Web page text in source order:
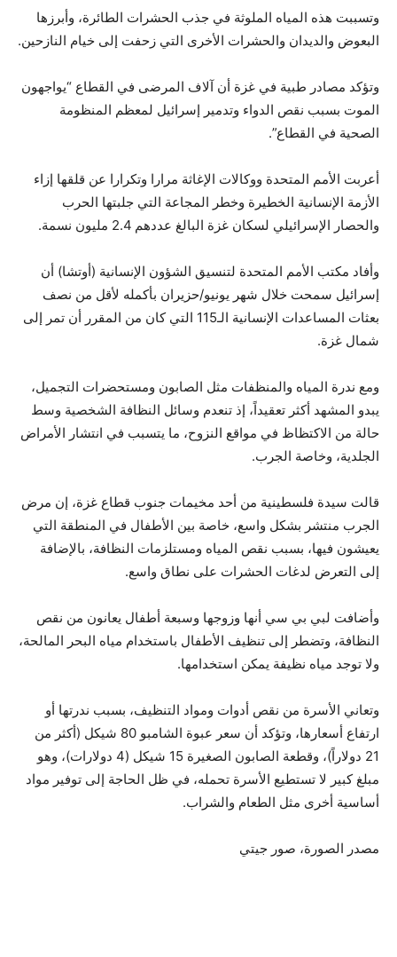
وتسببت هذه المياه الملوثة في جذب الحشرات الطائرة، وأبرزها
البعوض والديدان والحشرات الأخرى التي زحفت إلى خيام النازحين.
وتؤكد مصادر طبية في غزة أن آلاف المرضى في القطاع “يواجهون
الموت بسبب نقص الدواء وتدمير إسرائيل لمعظم المنظومة
الصحية في القطاع”.
أعربت الأمم المتحدة ووكالات الإغاثة مرارا وتكرارا عن قلقها إزاء
الأزمة الإنسانية الخطيرة وخطر المجاعة التي جلبتها الحرب
والحصار الإسرائيلي لسكان غزة البالغ عددهم 2.4 مليون نسمة.
وأفاد مكتب الأمم المتحدة لتنسيق الشؤون الإنسانية (أوتشا) أن
إسرائيل سمحت خلال شهر يونيو/حزيران بأكمله لأقل من نصف
بعثات المساعدات الإنسانية الـ115 التي كان من المقرر أن تمر إلى
شمال غزة.
ومع ندرة المياه والمنظفات مثل الصابون ومستحضرات التجميل،
يبدو المشهد أكثر تعقيداً، إذ تنعدم وسائل النظافة الشخصية وسط
حالة من الاكتظاظ في مواقع النزوح، ما يتسبب في انتشار الأمراض
الجلدية، وخاصة الجرب.
قالت سيدة فلسطينية من أحد مخيمات جنوب قطاع غزة، إن مرض
الجرب منتشر بشكل واسع، خاصة بين الأطفال في المنطقة التي
يعيشون فيها، بسبب نقص المياه ومستلزمات النظافة، بالإضافة
إلى التعرض لدغات الحشرات على نطاق واسع.
وأضافت لبي بي سي أنها وزوجها وسبعة أطفال يعانون من نقص
النظافة، وتضطر إلى تنظيف الأطفال باستخدام مياه البحر المالحة،
ولا توجد مياه نظيفة يمكن استخدامها.
وتعاني الأسرة من نقص أدوات ومواد التنظيف، بسبب ندرتها أو
ارتفاع أسعارها، وتؤكد أن سعر عبوة الشامبو 80 شيكل (أكثر من
21 دولاراً)، وقطعة الصابون الصغيرة 15 شيكل (4 دولارات)، وهو
مبلغ كبير لا تستطيع الأسرة تحمله، في ظل الحاجة إلى توفير مواد
أساسية أخرى مثل الطعام والشراب.
مصدر الصورة، صور جيتي